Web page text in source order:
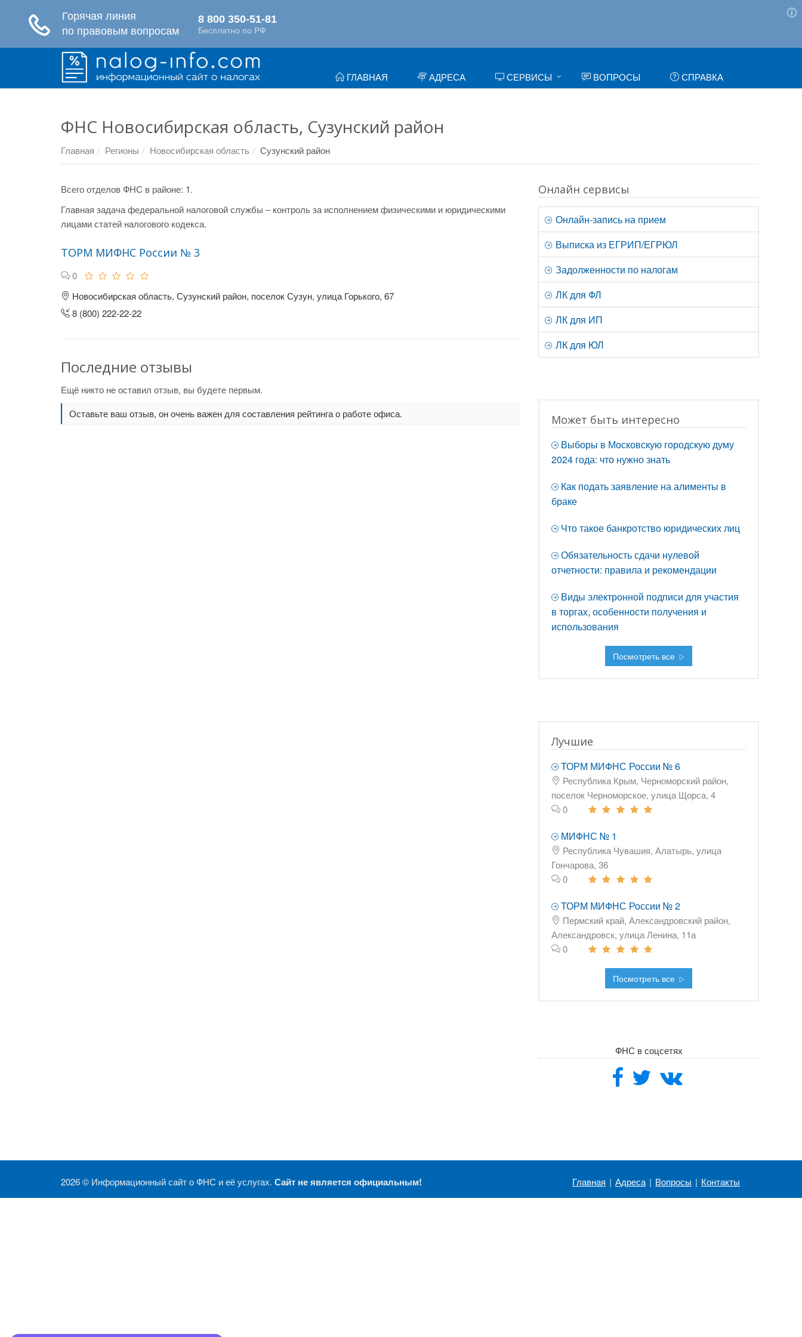
ГЛАВНАЯ АДРЕСА СЕРВИСЫ ВОПРОСЫ СПРАВКА
ФНС Новосибирская область, Сузунский район
Главная Регионы Новосибирская область Сузунский район
Всего отделов ФНС в районе: 1.
Главная задача федеральной налоговой службы – контроль за исполнением физическими и юридическими
лицами статей налогового кодекса.
ТОРМ МИФНС России № 3
0
Новосибирская область, Сузунский район, поселок Сузун, улица Горького, 67
8 (800) 222-22-22
Последние отзывы
Ещё никто не оставил отзыв, вы будете первым.
Оставьте ваш отзыв, он очень важен для составления рейтинга о работе офиса.
Онлайн сервисы
Онлайн-запись на прием
Выписка из ЕГРИП/ЕГРЮЛ
Задолженности по налогам
ЛК для ФЛ
ЛК для ИП
ЛК для ЮЛ
Может быть интересно
Выборы в Московскую городскую думу
2024 года: что нужно знать
Как подать заявление на алименты в
браке
Что такое банкротство юридических лиц
Обязательность сдачи нулевой
отчетности: правила и рекомендации
Виды электронной подписи для участия
в торгах, особенности получения и
использования
Посмотреть все
Лучшие
ТОРМ МИФНС России № 6
Республика Крым, Черноморский район,
поселок Черноморское, улица Щорса, 4
0
МИФНС № 1
Республика Чувашия, Алатырь, улица
Гончарова, 36
0
ТОРМ МИФНС России № 2
Пермский край, Александровский район,
Александровск, улица Ленина, 11а
0
Посмотреть все
ФНС в соцсетях
2026 © Информационный сайт о ФНС и её услугах. Сайт не является официальным! Главная | Адреса | Вопросы | Контакты